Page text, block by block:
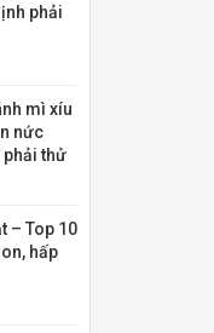
phải
mì xíu
nức
thử
– Top 10
hấp